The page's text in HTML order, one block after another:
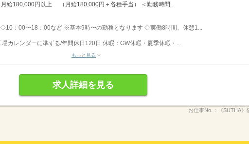
月給180,000円以上 （月給180,000円＋各種手当） ＜勤務時間...
：00〜18：00など ※基本9時〜の勤務となります ◇実働8時間、休憩1...
カレンダーに準ずる/年間休日120日 休暇：GW休暇・夏季休暇・...
もっと見る
求人詳細を見る
お仕事No.： 《SUTHA